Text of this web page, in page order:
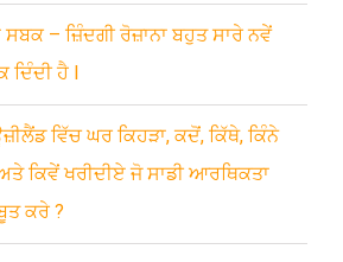
ਸਬਕ – ਜ਼ਿੰਦਗੀ ਰੋਜ਼ਾਨਾ ਬਹੁਤ ਸਾਰੇ ਨਵੇਂ
ਦਿੰਦੀ ਹੈ l
ਵਿੱਚ ਘਰ ਕਿਹੜਾ, ਕਦੋਂ, ਕਿੱਥੇ, ਕਿੰਨੇ
ਕਿਵੇਂ ਖਰੀਦੀਏ ਜੋ ਸਾਡੀ ਆਰਥਿਕਤਾ
ਕਰੇ ?